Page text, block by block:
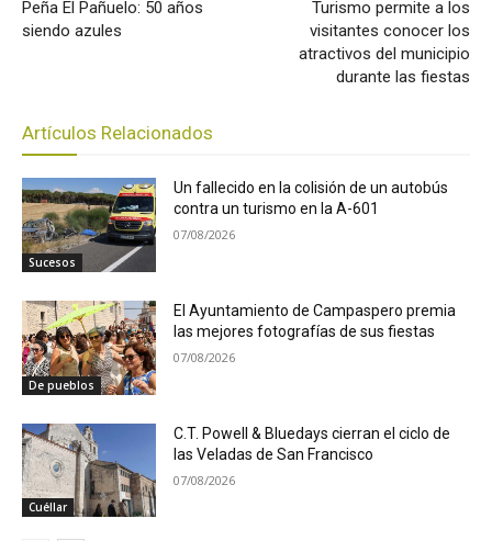
Peña El Pañuelo: 50 años
siendo azules
Turismo permite a los
visitantes conocer los
atractivos del municipio
durante las fiestas
Artículos Relacionados
Sucesos
Un fallecido en la colisión de un autobús
contra un turismo en la A-601
07/08/2026
De pueblos
El Ayuntamiento de Campaspero premia
las mejores fotografías de sus fiestas
07/08/2026
Cuéllar
C.T. Powell & Bluedays cierran el ciclo de
las Veladas de San Francisco
07/08/2026